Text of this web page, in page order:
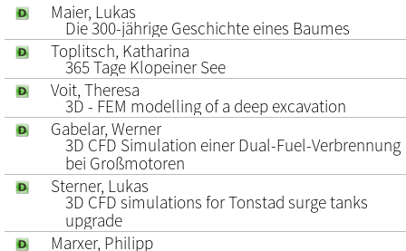
Maier, Lukas
Die 300-jährige Geschichte eines Baumes
Toplitsch, Katharina
365 Tage Klopeiner See
Voit, Theresa
3D - FEM modelling of a deep excavation
Gabelar, Werner
3D CFD Simulation einer Dual-Fuel-Verbrennung
bei Großmotoren
Sterner, Lukas
3D CFD simulations for Tonstad surge tanks
upgrade
Marxer, Philipp